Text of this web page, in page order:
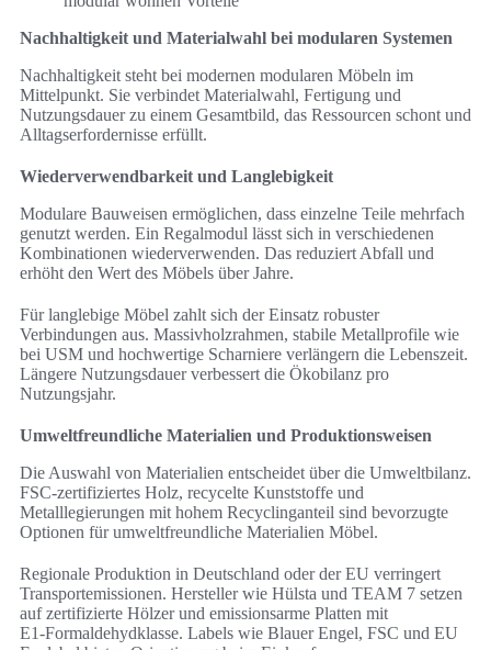
Nachhaltigkeit und Materialwahl bei modularen Systemen
Nachhaltigkeit steht bei modernen modularen Möbeln im
Mittelpunkt. Sie verbindet Materialwahl, Fertigung und
Nutzungsdauer zu einem Gesamtbild, das Ressourcen schont und
Alltagserfordernisse erfüllt.
Wiederverwendbarkeit und Langlebigkeit
Modulare Bauweisen ermöglichen, dass einzelne Teile mehrfach
genutzt werden. Ein Regalmodul lässt sich in verschiedenen
Kombinationen wiederverwenden. Das reduziert Abfall und
erhöht den Wert des Möbels über Jahre.
Für langlebige Möbel zahlt sich der Einsatz robuster
Verbindungen aus. Massivholzrahmen, stabile Metallprofile wie
bei USM und hochwertige Scharniere verlängern die Lebenszeit.
Längere Nutzungsdauer verbessert die Ökobilanz pro
Nutzungsjahr.
Umweltfreundliche Materialien und Produktionsweisen
Die Auswahl von Materialien entscheidet über die Umweltbilanz.
FSC‑zertifiziertes Holz, recycelte Kunststoffe und
Metalllegierungen mit hohem Recyclinganteil sind bevorzugte
Optionen für umweltfreundliche Materialien Möbel.
Regionale Produktion in Deutschland oder der EU verringert
Transportemissionen. Hersteller wie Hülsta und TEAM 7 setzen
auf zertifizierte Hölzer und emissionsarme Platten mit
E1‑Formaldehydklasse. Labels wie Blauer Engel, FSC und EU